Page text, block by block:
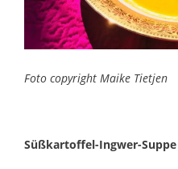
Foto copyright Maike Tietjen
Süßkartoffel-Ingwer-